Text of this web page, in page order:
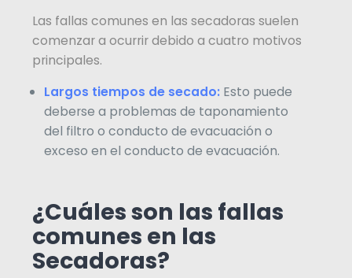
Las fallas comunes en las secadoras suelen
comenzar a ocurrir debido a cuatro motivos
principales.
Largos tiempos de secado: Esto puede
deberse a problemas de taponamiento
del filtro o conducto de evacuación o
exceso en el conducto de evacuación.
¿Cuáles son las fallas
comunes en las
Secadoras?